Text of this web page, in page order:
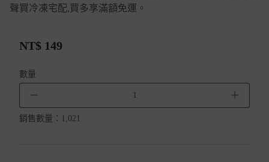
聲買冷凍宅配,買多享滿額免運。
NT$ 149
數量
－ ＋
銷售數量： 1,021